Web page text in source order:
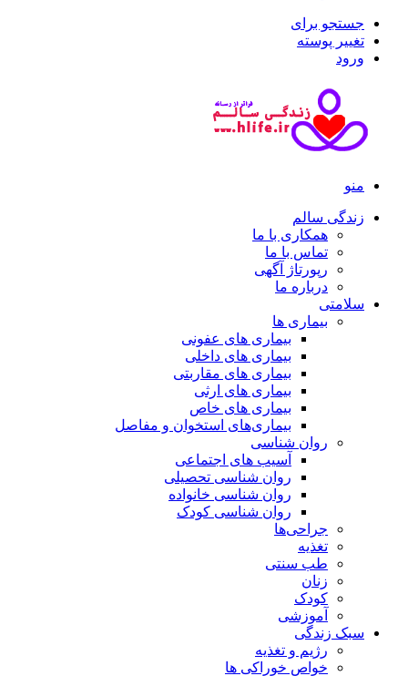
جستجو برای
تغییر پوسته
ورود
منو
زندگی سالم
همکاری با ما
تماس با ما
رپورتاژ آگهی
درباره ما
سلامتی
بیماری ها
بیماری های عفونی
بیماری های داخلی
بیماری های مقاربتی
بیماری های ارثی
بیماری های خاص
بیماری‌های استخوان و مفاصل
روان شناسی
آسیب های اجتماعی
روان شناسی تحصیلی
روان شناسی خانواده
روان شناسی کودک
جراحی‌ها
تغذیه
طب سنتی
زنان
کودک
آموزشی
سبک زندگی
رژیم و تغذیه
خواص خوراکی ها